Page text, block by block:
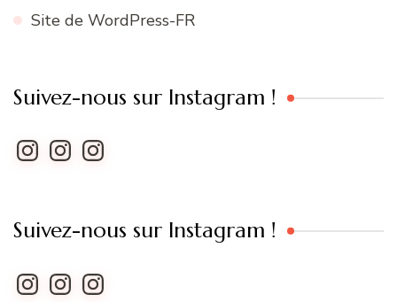
Site de WordPress-FR
Suivez-nous sur Instagram !
Instagram
InstagramInstagram
Suivez-nous sur Instagram !
Instagram
InstagramInstagram